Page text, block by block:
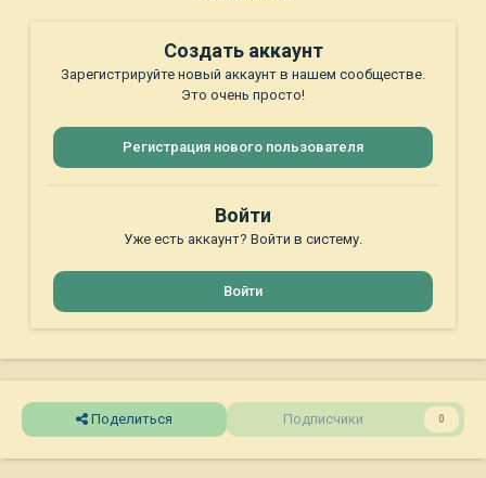
Создать аккаунт
Зарегистрируйте новый аккаунт в нашем сообществе.
Это очень просто!
Регистрация нового пользователя
Войти
Уже есть аккаунт? Войти в систему.
Войти
Поделиться Подписчики 0